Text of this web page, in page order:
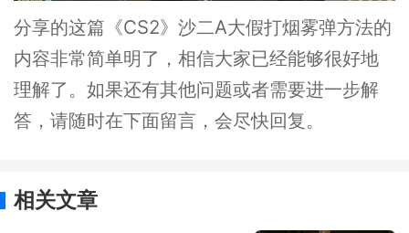
分享的这篇《CS2》沙二A大假打烟雾弹方法的
内容非常简单明了，相信大家已经能够很好地
理解了。如果还有其他问题或者需要进一步解
答，请随时在下面留言，会尽快回复。
相关文章